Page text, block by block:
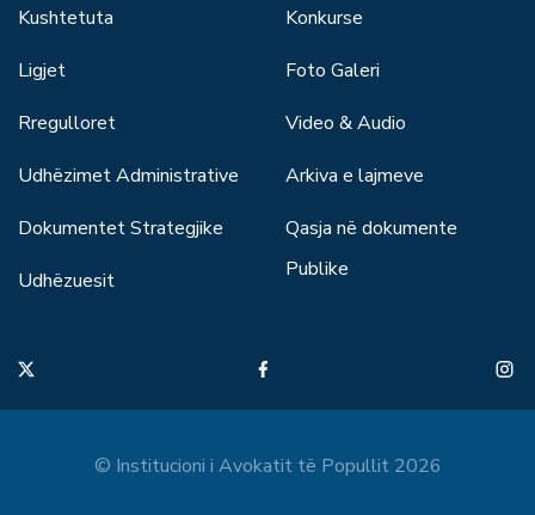
Kushtetuta
Ligjet
Rregulloret
Udhëzimet Administrative
Dokumentet Strategjike
Udhëzuesit
Konkurse
Foto Galeri
Video & Audio
Arkiva e lajmeve
Qasja në dokumente
Publike
© Institucioni i Avokatit të Popullit 2026